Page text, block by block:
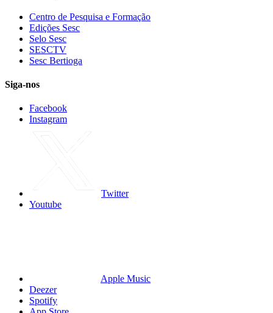
Centro de Pesquisa e Formação
Edições Sesc
Selo Sesc
SESCTV
Sesc Bertioga
Siga-nos
Facebook
Instagram
Twitter
Youtube
Apple Music
Deezer
Spotify